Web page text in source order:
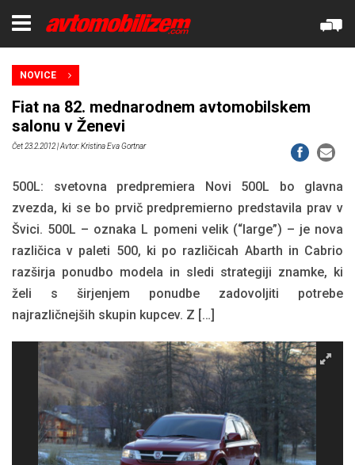
NOVICE
Fiat na 82. mednarodnem avtomobilskem
salonu v Ženevi
Čet 23.2.2012| Avtor: Kristina Eva Gortnar
500L: svetovna predpremiera Novi 500L bo glavna
zvezda, ki se bo prvič predpremierno predstavila prav v
Švici. 500L – oznaka L pomeni velik (“large”) – je nova
različica v paleti 500, ki po različicah Abarth in Cabrio
razširja ponudbo modela in sledi strategiji znamke, ki
želi s širjenjem ponudbe zadovoljiti potrebe
najrazličnejših skupin kupcev. Z […]